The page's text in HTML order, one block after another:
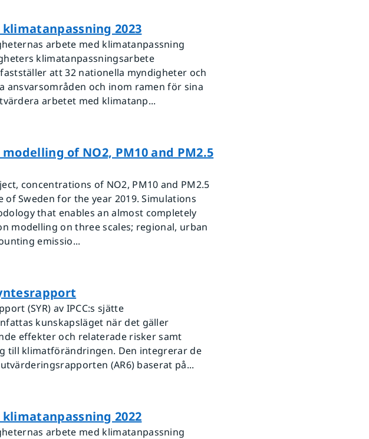
2023
arbete med klimatanpassning
klimatanpassningsarbete
att 32 nationella myndigheter och
ansvarsområden och inom ramen för sina
arbetet med klimatanp...
of NO2, PM10 and PM2.5
concentrations of NO2, PM10 and PM2.5
Sweden for the year 2019. Simulations
that enables an almost completely
modelling on three scales; regional, urban
emissio...
(SYR) av IPCC:s sjätte
kunskapsläget när det gäller
effekter och relaterade risker samt
till klimatförändringen. Den integrerar de
(AR6) baserat på...
2022
arbete med klimatanpassning